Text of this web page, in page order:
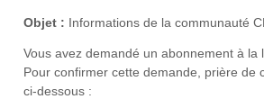
Objet : Informations de la communauté
Vous avez demandé un abonnement à la
Pour confirmer cette demande, prière de
ci-dessous :